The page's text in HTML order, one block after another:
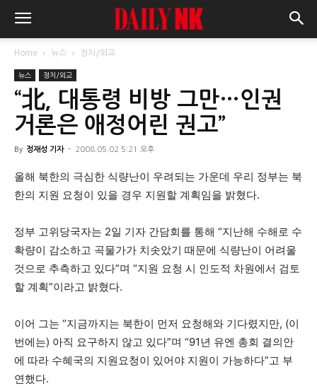
Home 뉴스 정치/외교
뉴스 정치/외교
“北, 대통령 비방 그만…인권
거론은 애정어린 권고”
By 정재성 기자 - 2008.05.02 5:21 오후
올해 북한의 극심한 식량난이 우려되는 가운데 우리 정부는 북
한의 지원 요청이 있을 경우 지원할 계획임을 밝혔다.
정부 고위당국자는 2일 기자 간담회를 통해 “지난해 수해로 수
확량이 감소하고 곡물가가 치솟았기 때문에 식량난이 어려울
것으로 추측하고 있다”며 “지원 요청 시 인도적 차원에서 검토
할 계획”이라고 밝혔다.
이어 그는 “지금까지는 북한이 먼저 요청해와 기다렸지만, (이
번에는) 아직 요구하지 않고 있다”며 “91년 유엔 총회 결의안
에 따라 수혜국의 지원요청이 있어야 지원이 가능하다”고 부
연했다.